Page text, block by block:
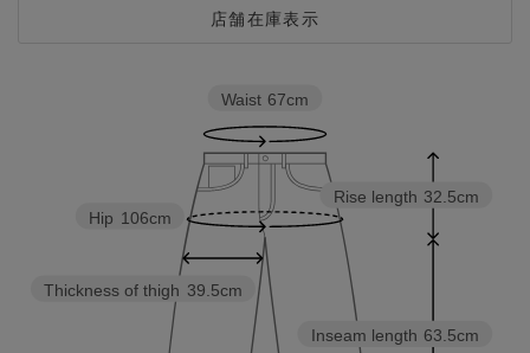
店舗在庫表示
Inseam length 63.5cm
Rise length 32.5cm
Thickness of thigh 39.5cm
Hip 106cm
Waist 67cm